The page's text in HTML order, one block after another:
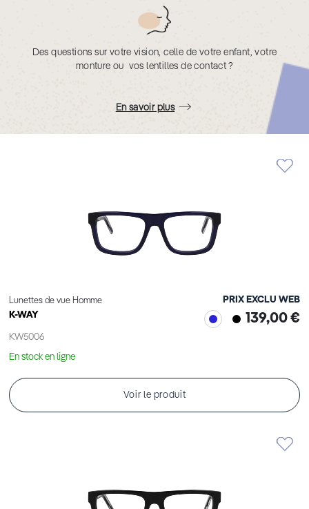
Des questions sur votre vision, celle de votre enfant, votre
monture ou vos lentilles de contact ?
En savoir plus
Lunettes de vue Homme
K-WAY
KW5006
PRIX EXCLU WEB
139,00 €
En stock en ligne
Voir le produit